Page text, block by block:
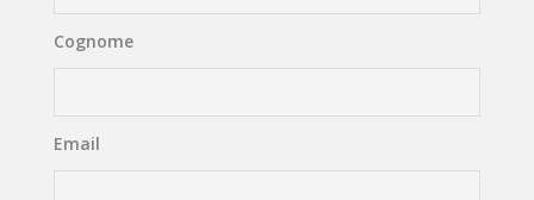
Cognome
Email